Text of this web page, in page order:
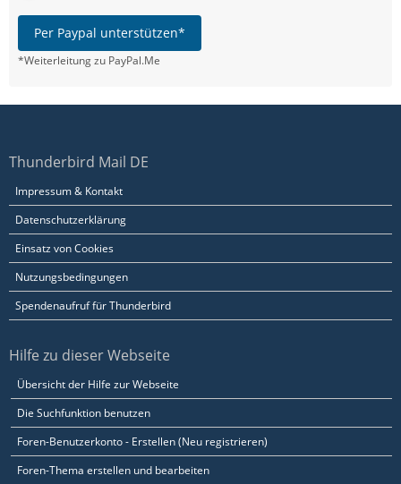
Per Paypal unterstützen*
*Weiterleitung zu PayPal.Me
Thunderbird Mail DE
Impressum & Kontakt
Datenschutzerklärung
Einsatz von Cookies
Nutzungsbedingungen
Spendenaufruf für Thunderbird
Hilfe zu dieser Webseite
Übersicht der Hilfe zur Webseite
Die Suchfunktion benutzen
Foren-Benutzerkonto - Erstellen (Neu registrieren)
Foren-Thema erstellen und bearbeiten